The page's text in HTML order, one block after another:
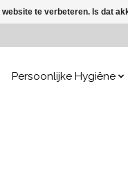
Persoonlijke Hygiëne
te verbeteren. Is dat